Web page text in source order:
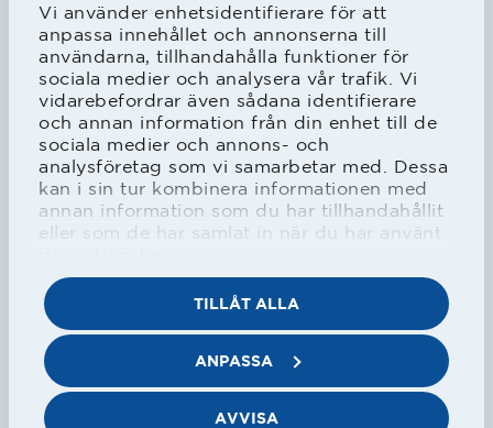
Vi använder enhetsidentifierare för att
anpassa innehållet och annonserna till
användarna, tillhandahålla funktioner för
sociala medier och analysera vår trafik. Vi
vidarebefordrar även sådana identifierare
och annan information från din enhet till de
sociala medier och annons- och
analysföretag som vi samarbetar med. Dessa
kan i sin tur kombinera informationen med
annan information som du har tillhandahållit
eller som de har samlat in när du har använt
TILLÅT ALLA
ANPASSA
AVVISA
HBKHerr
Inbjudan för gamla spelare och
ledare till sommarträff
31/07/2026
Matchguide Alingsås KIK - HBK
Dam